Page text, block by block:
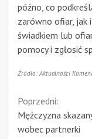
późno, co
zarówno ofiar, jak
świadkiem lub
pomocy i zgłosić
Źródło: Aktualności
Continue
Reading
Poprzedni:
Mężczyzna
wobec partnerki